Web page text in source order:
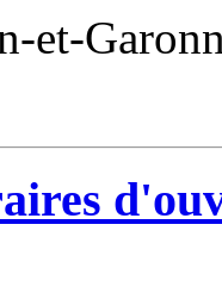
et-